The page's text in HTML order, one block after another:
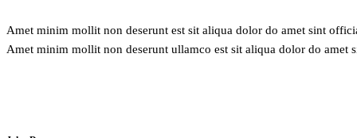
Amet minim mollit non deserunt est sit aliqua dolor do amet sint
Amet minim mollit non deserunt ullamco est sit aliqua dolor do amet